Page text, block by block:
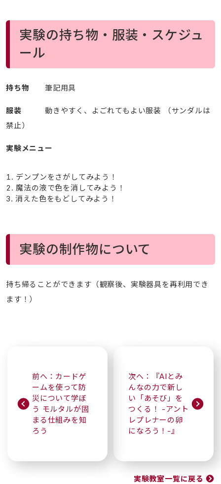
実験の持ち物・服装・スケジュ
ール
持ち物 筆記用具
服装 動きやすく、よごれてもよい服装 （サンダルは
禁止）
実験メニュー
デンプンをさがしてみよう！
魔法の液で色を消してみよう！
消えた色をもどしてみよう！
実験の制作物について
持ち帰ることができます（観察後、実験器具を再利用でき
ます！）
前へ：カードゲ
ームを使って防
災について学ぼ
う モルタルが固
まる仕組みを知
ろう
次へ：『AIとみ
んなの力で新し
い「あそび」を
つくる！ -アント
レプレナーの卵
になろう！-』
実験教室一覧に戻る